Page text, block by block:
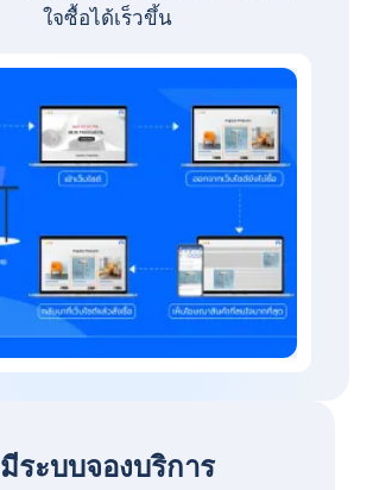
ใจซื้อได้เร็วขึ้น
มีระบบจองบริการ